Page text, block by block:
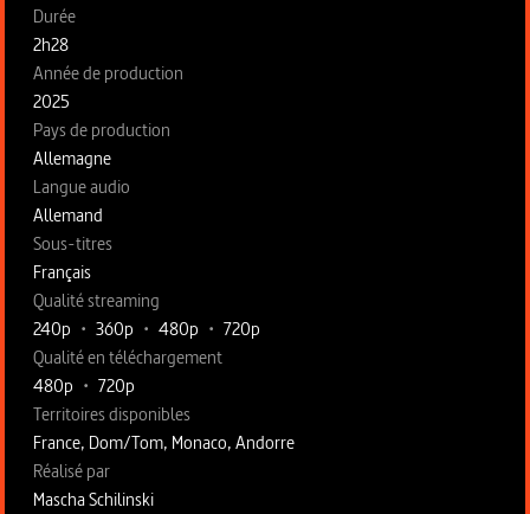
Fiche technique section gauche
Durée
2h28
Année de production
2025
Pays de production
Allemagne
Langue audio
Allemand
Sous-titres
Français
Qualité streaming
240p • 360p • 480p • 720p
Qualité en téléchargement
480p • 720p
Territoires disponibles
France, Dom/Tom, Monaco, Andorre
Fiche technique section droite
Réalisé par
Mascha Schilinski